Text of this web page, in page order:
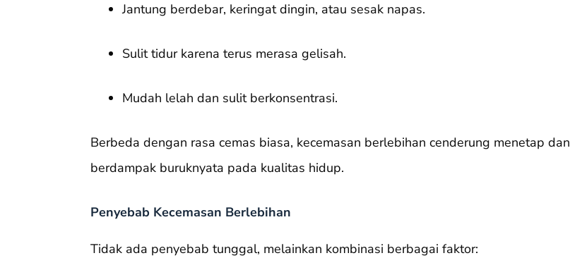
Jantung berdebar, keringat dingin, atau sesak napas.
Sulit tidur karena terus merasa gelisah.
Mudah lelah dan sulit berkonsentrasi.
Berbeda dengan rasa cemas biasa, kecemasan berlebihan cenderung menetap dan
berdampak buruknyata pada kualitas hidup.
Penyebab Kecemasan Berlebihan
Tidak ada penyebab tunggal, melainkan kombinasi berbagai faktor: